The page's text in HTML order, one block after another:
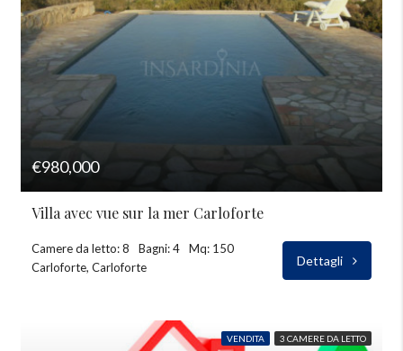
€980,000
Villa avec vue sur la mer Carloforte
Camere da letto: 8 Bagni: 4
Mq: 150
Carloforte, Carloforte
Dettagli
VENDITA 3 CAMERE DA LETTO